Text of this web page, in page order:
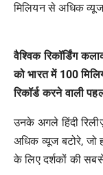
मिलियन से अधिक
वैश्विक रिकॉर्डिंग
को भारत में 100
रिकॉर्ड करने वाली
उनके अगले हिंदी
अधिक व्यूज बटोरे, जो
के लिए दर्शकों की